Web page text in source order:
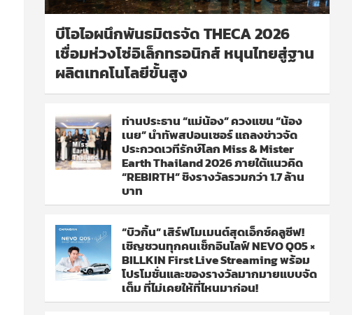
บีโอไอผนึกพันธมิตรจัด THECA 2026
เชื่อมห่วงโซ่อิเล็กทรอนิกส์ หนุนไทยสู่ฐาน
ผลิตเทคโนโลยีขั้นสูง
ท่านประธาน “แม่น้อง” ควงแขน “น้อง
เนย” นำทัพสปอนเซอร์ แถลงข่าวจัด
ประกวดเวทีรักษ์โลก Miss & Mister
Earth Thailand 2026 ภายใต้แนวคิด
“REBIRTH” ชิงรางวัลรวมกว่า 1.7 ล้าน
บาท
“บิวกิ้น” เสิร์ฟโมเมนต์สุดเอ็กซ์คลูซีฟ!
เชิญชวนทุกคนเช็กอินไลฟ์ NEVO Q05 ×
BILLKIN First Live Streaming พร้อม
โปรโมชั่นและของรางวัลมากมายแบบจัด
เต็ม ที่ไม่เคยให้ที่ไหนมาก่อน!